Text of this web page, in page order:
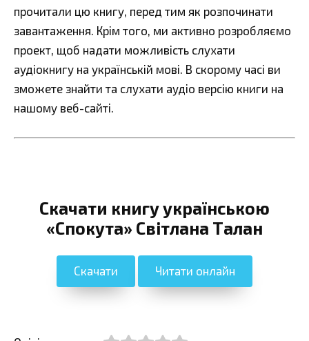
прочитали цю книгу, перед тим як розпочинати
завантаження. Крім того, ми активно розробляємо
проект, щоб надати можливість слухати
аудіокнигу на українській мові. В скорому часі ви
зможете знайти та слухати аудіо версію книги на
нашому веб-сайті.
Скачати книгу українською
«Спокута» Світлана Талан
Скачати Читати онлайн